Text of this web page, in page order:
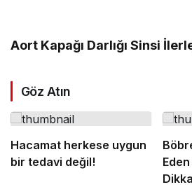
Aort Kapağı Darlığı Sinsi
Göz Atın
Hacamat herkese uygun
bir tedavi değil!